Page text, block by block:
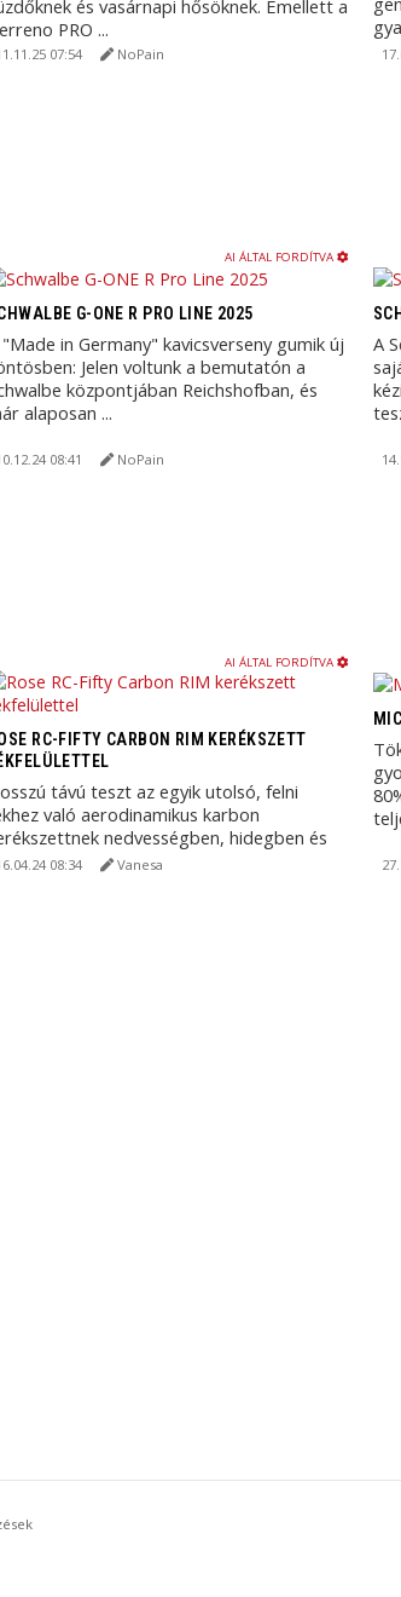
és vasárnapi hősöknek. Emellett a
PRO ...
07:54 NoPain
AI ÁLTAL FORDÍTVA
G-ONE R PRO LINE 2025
in Germany" kavicsverseny gumik új
Jelen voltunk a bemutatón a
központjában Reichshofban, és
alaposan ...
08:41 NoPain
A
AI ÁLTAL FORDÍTVA
RC-FIFTY CARBON RIM KERÉKSZETT
távú teszt az egyik utolsó, felni
való aerodinamikus karbon
nedvességben, hidegben és
utakon.
08:34 Vanesa